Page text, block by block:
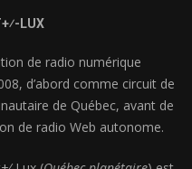
LUX
de radio numérique
d’abord comme circuit de
de Québec, avant de
de radio Web autonome.